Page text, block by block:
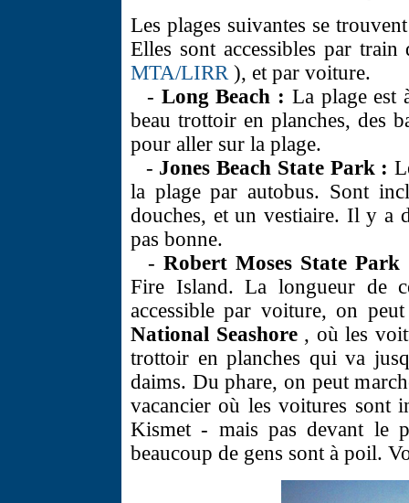
Les plages suivantes se
Elles sont accessibles par
MTA/LIRR), et par voiture.
- Long Beach : La plage est
beau trottoir en planches, des
pour aller sur la plage.
- Jones Beach State Park :
la plage par autobus. Sont
douches, et un vestiaire. Il y a
pas bonne.
- Robert Moses State
Fire Island. La longueur de
accessible par voiture, on
National Seashore, où les
trottoir en planches qui va
daims. Du phare, on peut
vacancier où les voitures sont
Kismet - mais pas devant le
beaucoup de gens sont à poil.